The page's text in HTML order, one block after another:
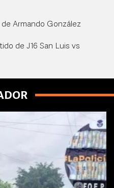
Armando González
de J16 San Luis vs